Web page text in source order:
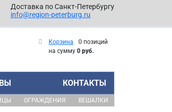
Доставка по Санкт-Петербургу
info@region-peterburg.ru
Корзина
0 позиций
на сумму 0 руб.
КОНТАКТЫ
ОГРАЖДЕНИЯ ВЕШАЛКИ